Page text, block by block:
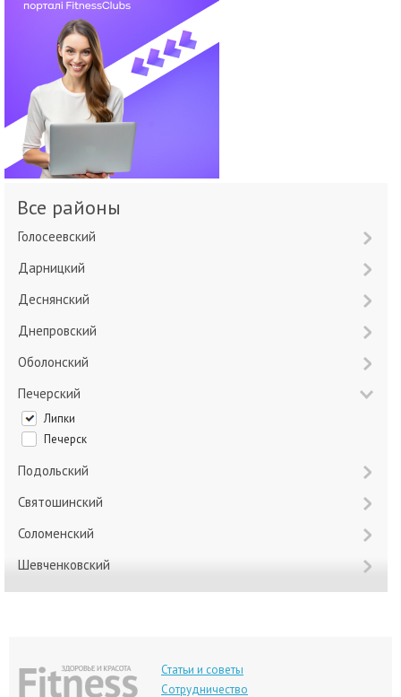
Все районы
Голосеевский
Дарницкий
Деснянский
Днепровский
Оболонский
Печерский
Липки
Печерск
Подольский
Святошинский
Соломенский
Шевченковский
Статьи и советы
Сотрудничество